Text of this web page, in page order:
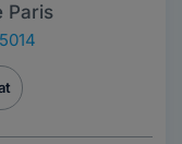
Paris